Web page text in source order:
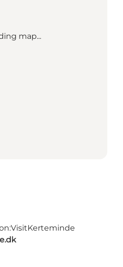
map...
VisitKerteminde